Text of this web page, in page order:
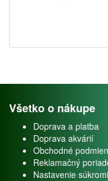
Všetko o nákupe
Doprava a platba
Doprava akvárií
Obchodné
Reklamačný
Nastavenie